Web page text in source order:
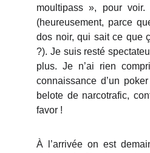
moultipass », pour
(heureusement, parce
dos noir, qui sait ce que
?). Je suis resté
plus. Je n’ai rien
connaissance d’un
belote de narcotrafic,
favor !
À l’arrivée on est